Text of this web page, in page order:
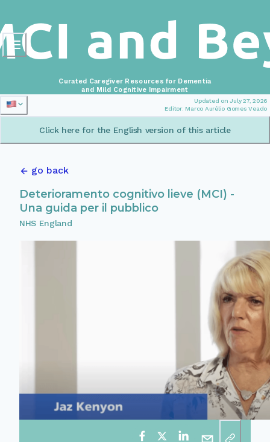
Updated on July 27, 2026
Editor: Marco Aurélio Gomes Veado
Curated Caregiver Resources for Dementia
and Mild Cognitive Impairment
Click here for the English version of this article
go back
Deterioramento cognitivo lieve (MCI) -
Una guida per il pubblico
NHS England